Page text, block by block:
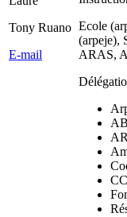
Tony Ruano
E-mail
Ecole
(arpeje),
ARAS,